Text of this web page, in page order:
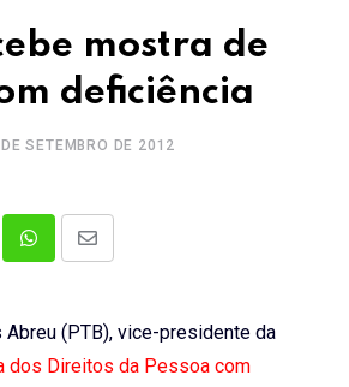
mostra de
deficiência
SETEMBRO DE 2012
WhatsappShare
Email
(PTB), vice-presidente da
dos Direitos da Pessoa com